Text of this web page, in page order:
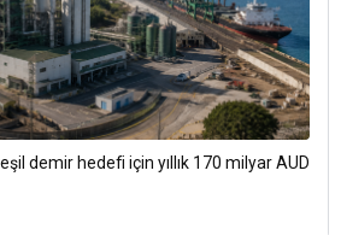
demir hedefi için yıllık 170 milyar AUD